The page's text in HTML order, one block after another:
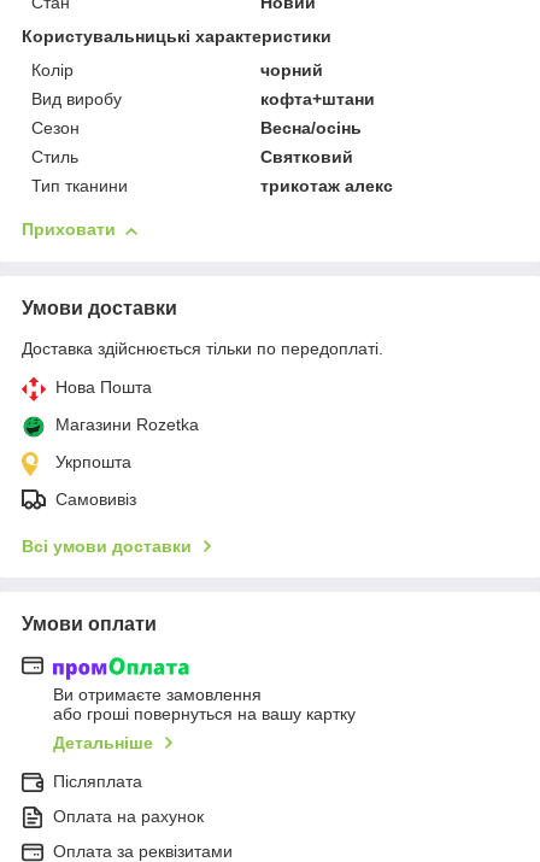
Користувальницькі характеристики
Колір
чорний
Вид виробу
кофта+штани
Сезон
Весна/осінь
Стиль
Святковий
Тип тканини
трикотаж алекс
Приховати
Умови доставки
Доставка здійснюється тільки по передоплаті.
Нова Пошта
Магазини Rozetka
Укрпошта
Самовивіз
Всі умови доставки
Умови оплати
Ви отримаєте замовлення
або гроші повернуться на вашу картку
Детальніше
Післяплата
Оплата на рахунок
Оплата за реквізитами